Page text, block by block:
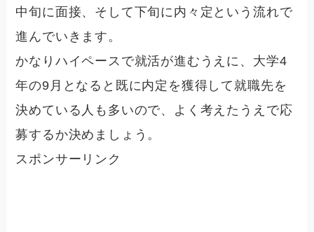
中旬に面接、そして下旬に内々定という流れで
進んでいきます。
かなりハイペースで就活が進むうえに、大学4
年の9月となると既に内定を獲得して就職先を
決めている人も多いので、よく考えたうえで応
募するか決めましょう。
スポンサーリンク